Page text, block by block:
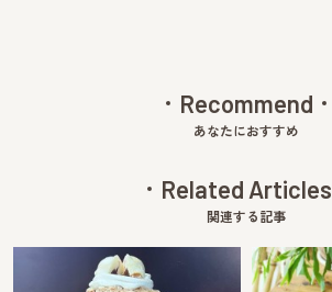
Recommend
あなたにおすすめ
Related Articles
関連する記事